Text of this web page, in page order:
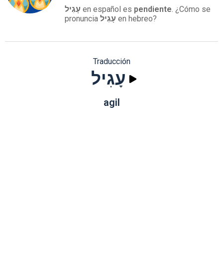
עָגִיל en español es pendiente. ¿Cómo se
pronuncia עָגִיל en hebreo?
Traducción
עָגִיל
agil